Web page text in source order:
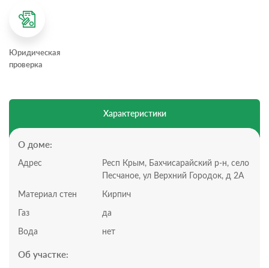
Участок находится в с. Песчаное. Вся необходимая
для жизни инфраструктура рядом: продуктовые
стоматология, почта, детский сад. До моря с
песчаными пляжами 5 минут на автомобиле.
права собственности.
Добавьте предложение в закладки, чтобы не
потерять!
Юридическая
проверка
Характеристики
О доме:
Адрес
Респ Крым, Бахчисарайский р-н, село
Песчаное, ул Верхний Городок, д 2А
Материал стен Кирпич
Газ да
Вода нет
Об участке: